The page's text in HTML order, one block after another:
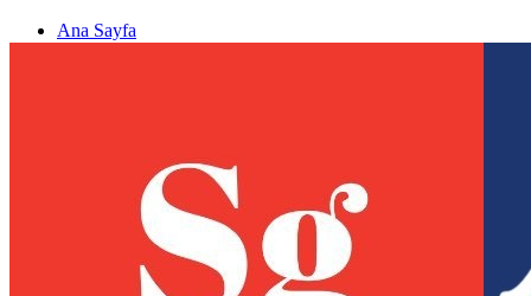
Ana Sayfa